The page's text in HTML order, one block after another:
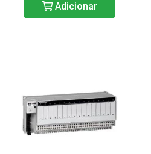
Adicionar